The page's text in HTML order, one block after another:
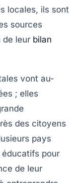
locales, ils sont
sources
de leur bilan
vont au-
; elles
des citoyens
pays
pour
de leur